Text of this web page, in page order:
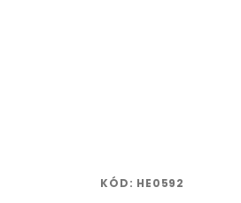
KÓD: HE0592